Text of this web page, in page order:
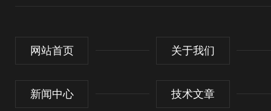
网站首页 关于我们
新闻中心 技术文章